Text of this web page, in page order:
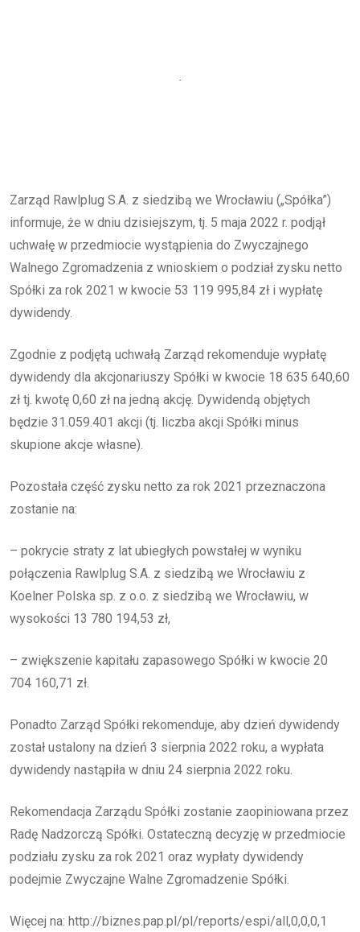
Zarząd Rawlplug S.A. z siedzibą we Wrocławiu („Spółka”)
informuje, że w dniu dzisiejszym, tj. 5 maja 2022 r. podjął
uchwałę w przedmiocie wystąpienia do Zwyczajnego
Walnego Zgromadzenia z wnioskiem o podział zysku netto
Spółki za rok 2021 w kwocie 53 119 995,84 zł i wypłatę
dywidendy.
Zgodnie z podjętą uchwałą Zarząd rekomenduje wypłatę
dywidendy dla akcjonariuszy Spółki w kwocie 18 635 640,60
zł tj. kwotę 0,60 zł na jedną akcję. Dywidendą objętych
będzie 31.059.401 akcji (tj. liczba akcji Spółki minus
skupione akcje własne).
Pozostała część zysku netto za rok 2021 przeznaczona
zostanie na:
– pokrycie straty z lat ubiegłych powstałej w wyniku
połączenia Rawlplug S.A. z siedzibą we Wrocławiu z
Koelner Polska sp. z o.o. z siedzibą we Wrocławiu, w
wysokości 13 780 194,53 zł,
– zwiększenie kapitału zapasowego Spółki w kwocie 20
704 160,71 zł.
Ponadto Zarząd Spółki rekomenduje, aby dzień dywidendy
został ustalony na dzień 3 sierpnia 2022 roku, a wypłata
dywidendy nastąpiła w dniu 24 sierpnia 2022 roku.
Rekomendacja Zarządu Spółki zostanie zaopiniowana przez
Radę Nadzorczą Spółki. Ostateczną decyzję w przedmiocie
podziału zysku za rok 2021 oraz wypłaty dywidendy
podejmie Zwyczajne Walne Zgromadzenie Spółki.
Więcej na: http://biznes.pap.pl/pl/reports/espi/all,0,0,0,1